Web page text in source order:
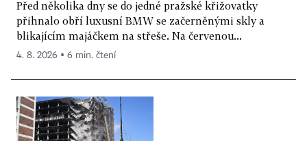
Před několika dny se do jedné pražské křižovatky
přihnalo obří luxusní BMW se začerněnými skly a
blikajícím majáčkem na střeše. Na červenou...
4. 8. 2026 ▪ 6 min. čtení